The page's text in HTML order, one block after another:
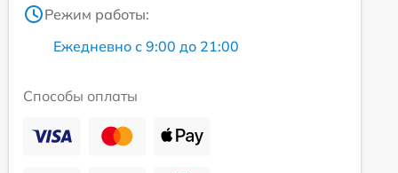
Режим работы:
Ежедневно с 9:00 до 21:00
Способы оплаты